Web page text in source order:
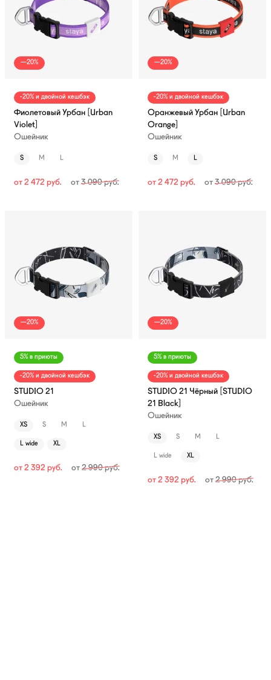
—20%
-20% и двойной кешбэк
Фиолетовый Урбан [Urban
Violet]
Ошейник
S M L
от 2 472 руб. от3 090руб.
—20%
-20% и двойной кешбэк
Оранжевый Урбан [Urban
Orange]
Ошейник
S M L
от 2 472 руб. от3 090руб.
—20%
5% в приюты
-20% и двойной кешбэк
STUDIO 21
Ошейник
XS S M L
L wide XL
от 2 392 руб. от2 990руб.
—20%
5% в приюты
-20% и двойной кешбэк
STUDIO 21 Чёрный [STUDIO
21 Black]
Ошейник
XS S M L
L wide XL
от 2 392 руб. от2 990руб.